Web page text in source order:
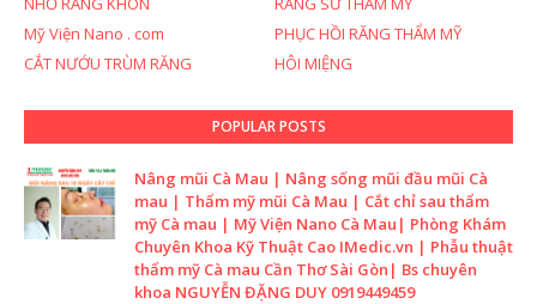
Mỹ Viện Nano . com
PHỤC HỒI RĂNG THẨM MỸ
CẮT NƯỚU TRÙM RĂNG
HÔI MIỆNG
POPULAR POSTS
Nâng mũi Cà Mau | Nâng sống mũi đầu mũi Cà
mau | Thẩm mỹ mũi Cà Mau | Cắt chỉ sau thẩm
mỹ Cà mau | Mỹ Viện Nano Cà Mau| Phòng Khám
Chuyên Khoa Kỹ Thuật Cao IMedic.vn | Phẫu thuật
thẩm mỹ Cà mau Cần Thơ Sài Gòn| Bs chuyên
khoa NGUYỄN ĐẶNG DUY 0919449459